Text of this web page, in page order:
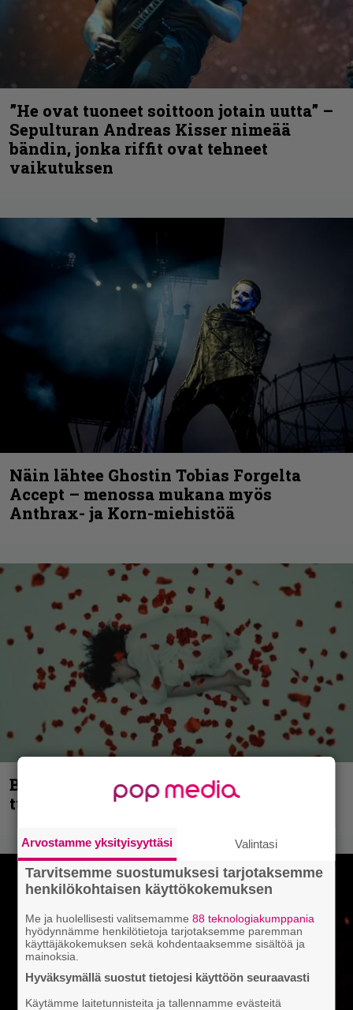
”He ovat tuoneet soittoon jotain uutta” –
Sepulturan Andreas Kisser nimeää
bändin, jonka riffit ovat tehneet
vaikutuksen
Näin lähtee Ghostin Tobias Forgelta
Accept – menossa mukana myös
Anthrax- ja Korn-miehistöä
Blind Channel palaa rytinällä –
tuplasingle videoineen julki
Arvostamme yksityisyyttäsi Valintasi
Tarvitsemme suostumuksesi tarjotaksemme
henkilökohtaisen käyttökokemuksen
Me ja huolellisesti valitsemamme88 teknologiakumppania
hyödynnämme henkilötietoja tarjotaksemme paremman
käyttäjäkokemuksen sekä kohdentaaksemme sisältöä ja
mainoksia.
Hyväksymällä suostut tietojesi käyttöön seuraavasti
Käytämme laitetunnisteita ja tallennamme evästeitä